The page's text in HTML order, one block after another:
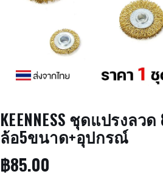
KEENNESS ชุดแปรงลว
ล้อ5ขนาด+อุปกรณ์
฿85.00